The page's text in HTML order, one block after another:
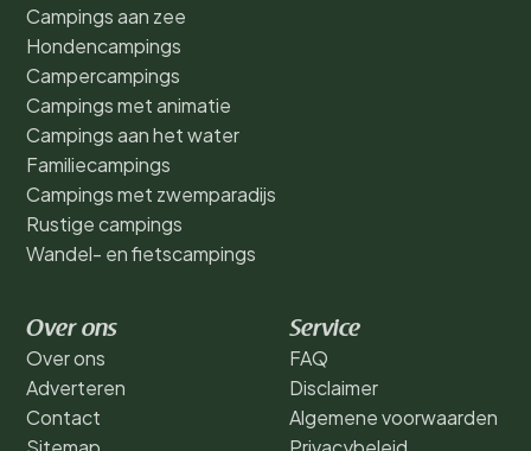
Campings aan zee
Hondencampings
Campercampings
Campings met animatie
Campings aan het water
Familiecampings
Campings met zwemparadijs
Rustige campings
Wandel- en fietscampings
Over ons
Over ons
Adverteren
Contact
Service
FAQ
Disclaimer
Algemene voorwaarden